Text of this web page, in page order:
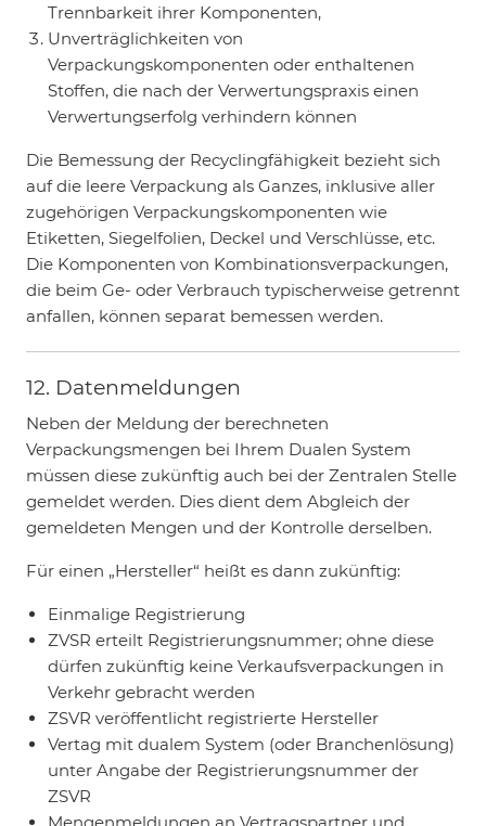
Trennbarkeit ihrer Komponenten,
Unverträglichkeiten von
Verpackungskomponenten oder enthaltenen
Stoffen, die nach der Verwertungspraxis einen
Verwertungserfolg verhindern können
Die Bemessung der Recyclingfähigkeit bezieht sich
auf die leere Verpackung als Ganzes, inklusive aller
zugehörigen Verpackungskomponenten wie
Etiketten, Siegelfolien, Deckel und Verschlüsse, etc.
Die Komponenten von Kombinationsverpackungen,
die beim Ge- oder Verbrauch typischerweise getrennt
anfallen, können separat bemessen werden.
12. Datenmeldungen
Neben der Meldung der berechneten
Verpackungsmengen bei Ihrem Dualen System
müssen diese zukünftig auch bei der Zentralen Stelle
gemeldet werden. Dies dient dem Abgleich der
gemeldeten Mengen und der Kontrolle derselben.
Für einen „Hersteller“ heißt es dann zukünftig:
Einmalige Registrierung
ZVSR erteilt Registrierungsnummer; ohne diese
dürfen zukünftig keine Verkaufsverpackungen in
Verkehr gebracht werden
ZSVR veröffentlicht registrierte Hersteller
Vertag mit dualem System (oder Branchenlösung)
unter Angabe der Registrierungsnummer der
ZSVR